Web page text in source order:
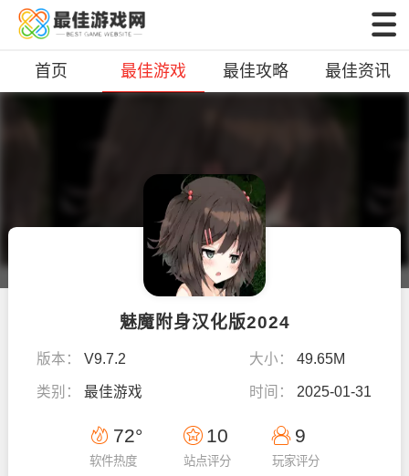
首页 最佳游戏 最佳攻略 最佳资讯
魅魔附身汉化版2024
版本： V9.7.2 大小： 49.65M
类别： 最佳游戏 时间： 2025-01-31
18:13:07
72°
软件热度
10
站点评分
9
玩家评分